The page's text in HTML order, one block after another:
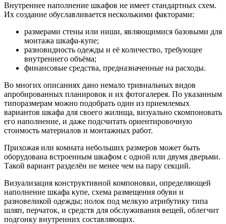
Внутреннее наполнение шкафов не имеет стандартных схем.
Их создание обуславливается несколькими факторами:
размерами стены или ниши, являющимися базовыми для
монтажа шкафа-купе;
разновидность одежды и её количество, требующее
внутреннего объёма;
финансовые средства, предназначенные на расходы.
Во многих описаниях дано немало тривиальных видов
апробированных планировок и их фотогалерея. По указанным
типоразмерам можно подобрать один из приемлемых
вариантов шкафа для своего жилища, визуально скомпоновать
его наполнение, и даже подсчитать ориентировочную
стоимость материалов и монтажных работ.
Прихожая или комната небольших размеров может быть
оборудована встроенным шкафом с одной или двумя дверьми.
Такой вариант разделён не менее чем на пару секций.
Визуализация конструктивной компоновки, определяющей
наполнение шкафа купе, схема размещения обуви и
разновеликой одежды; полок под мелкую атрибутику типа
шляп, перчаток, и средств для обслуживания вещей, облегчит
подгонку внутренних составляющих.